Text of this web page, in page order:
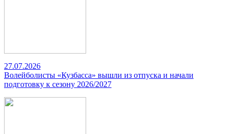
27.07.2026
Волейболисты «Кузбасса» вышли из отпуска и начали
подготовку к сезону 2026/2027